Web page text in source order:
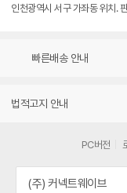
인천광역시 서구 가좌동 위치.
빠른배송 안내
법적고지 안내
PC버전
(주) 커넥트웨이브